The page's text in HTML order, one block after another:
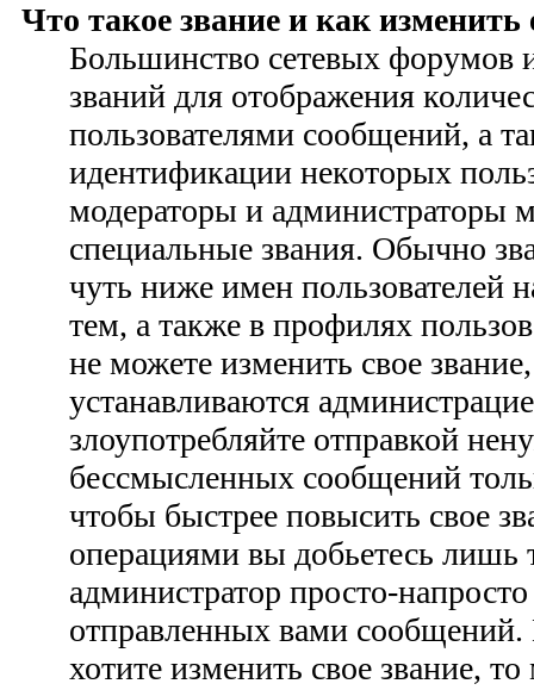
Что такое звание и как изменить
Большинство сетевых форумов
званий для отображения
пользователями сообщений, а
идентификации некоторых
модераторы и администраторы
специальные звания. Обычно
чуть ниже имен пользователей
тем, а также в профилях
не можете изменить свое
устанавливаются
злоупотребляйте отправкой
бессмысленных сообщений
чтобы быстрее повысить свое
операциями вы добьетесь лишь
администратор просто-
отправленных вами
хотите изменить свое звание,